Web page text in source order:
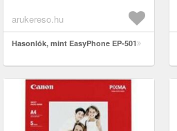
EasyPhone mobiltelefon most
arukereso.hu
Hasonlók, mint EasyPhone EP-501